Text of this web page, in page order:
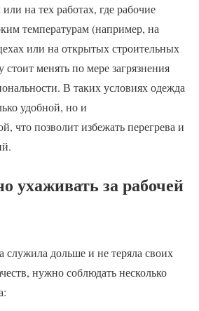
на тех работах, где рабочие
температурам (например, на
или на открытых строительных
менять по мере загрязнения
В таких условиях одежда
удобной, но и
что позволит избежать перегрева и
ухаживать за рабочей
служила дольше и не теряла своих
нужно соблюдать несколько